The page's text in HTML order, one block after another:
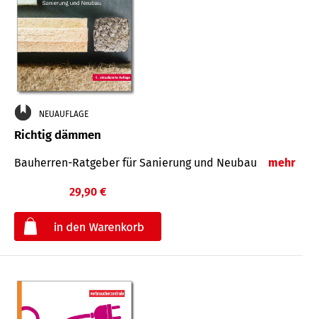
NEUAUFLAGE
Richtig dämmen
Bauherren-Ratgeber für Sanierung und Neubau mehr
29,90 €